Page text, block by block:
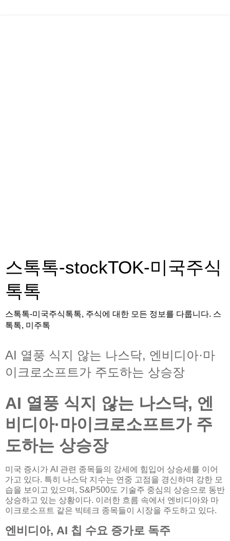
스톡톡-stockTOK-미국주식
톡톡
스톡톡-미국주식톡톡, 주식에 대한 모든 정보를 다룹니다. 스
톡톡, 미주톡
AI 열풍 식지 않는 나스닥, 엔비디아·마
이크로소프트가 주도하는 상승장
AI 열풍 식지 않는 나스닥, 엔
비디아·마이크로소프트가 주
도하는 상승장
미국 증시가 AI 관련 종목들의 강세에 힘입어 상승세를 이어
가고 있다. 특히 나스닥 지수는 연중 고점을 경신하며 강한 모
습을 보이고 있으며, S&P500도 기술주 중심의 상승으로 동반
상승하고 있는 상황이다. 이러한 흐름 속에서 엔비디아와 마
이크로소프트 같은 빅테크 종목들이 시장을 주도하고 있다.
엔비디아, AI 칩 수요 증가로 독주